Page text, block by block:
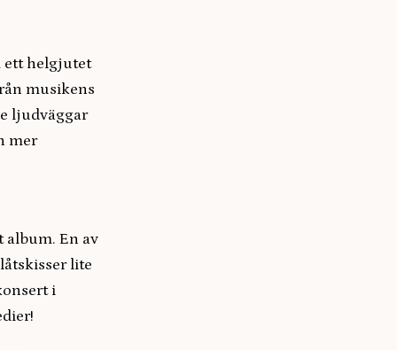
ett helgjutet
musikens
ljudväggar
mer
album. En av
lite
i